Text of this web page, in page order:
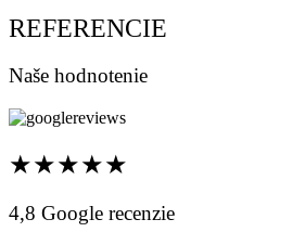
REFERENCIE
Naše hodnotenie
★★★★★
4,8 Google recenzie